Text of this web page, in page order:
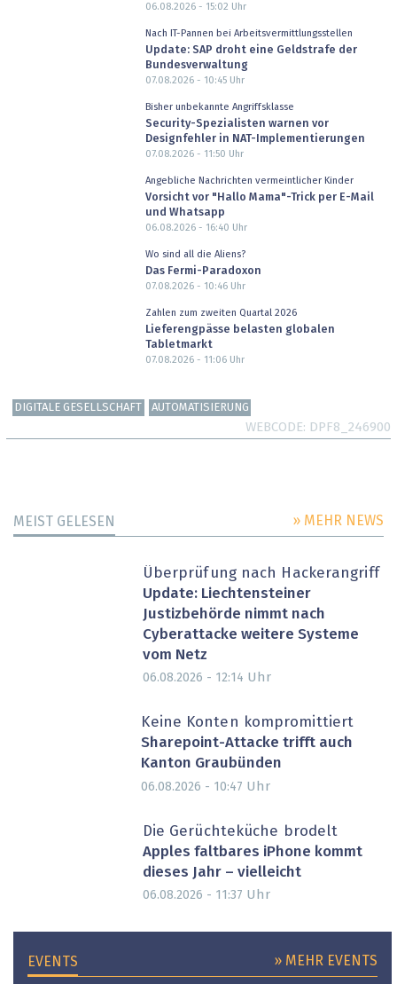
06.08.2026 - 15:02 Uhr
Nach IT-Pannen bei Arbeitsvermittlungsstellen
Update: SAP droht eine Geldstrafe der
Bundesverwaltung
07.08.2026 - 10:45Uhr
Bisher unbekannte Angriffsklasse
Security-Spezialisten warnen vor
Designfehler in NAT-Implementierungen
07.08.2026 - 11:50 Uhr
Angebliche Nachrichten vermeintlicher Kinder
Vorsicht vor "Hallo Mama"-Trick per E-Mail
und Whatsapp
06.08.2026 - 16:40 Uhr
Wo sind all die Aliens?
Das Fermi-Paradoxon
07.08.2026 - 10:46Uhr
Zahlen zum zweiten Quartal 2026
Lieferengpässe belasten globalen
Tabletmarkt
07.08.2026 - 11:06Uhr
DIGITALE GESELLSCHAFT AUTOMATISIERUNG
WEBCODE DPF8_246900
MEIST GELESEN » MEHR NEWS
Überprüfung nach Hackerangriff
Update: Liechtensteiner
Justizbehörde nimmt nach
Cyberattacke weitere Systeme
vom Netz
06.08.2026 - 12:14 Uhr
Keine Konten kompromittiert
Sharepoint-Attacke trifft auch
Kanton Graubünden
06.08.2026 - 10:47 Uhr
Die Gerüchteküche brodelt
Apples faltbares iPhone kommt
dieses Jahr – vielleicht
06.08.2026 - 11:37 Uhr
EVENTS » MEHR EVENTS